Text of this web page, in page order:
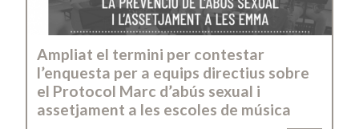
Ampliat el termini per contestar
l’enquesta per a equips directius sobre
el Protocol Marc d’abús sexual i
assetjament a les escoles de música